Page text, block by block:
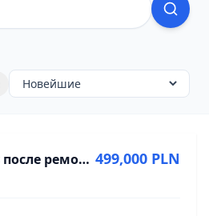
Продаю квартиру после ремонта 38м2, ул. Каменная, Вроцлав-Кжики 499,000 PLN